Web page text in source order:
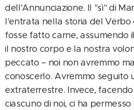
dell'Annunciazione. Il "sì" di
l'entrata nella storia del Verbo
fosse fatto carne, assumendo
il nostro corpo e la nostra
peccato – noi non avremmo
conoscerlo. Avremmo seguito
extraterrestre. Invece,
ciascuno di noi, ci ha